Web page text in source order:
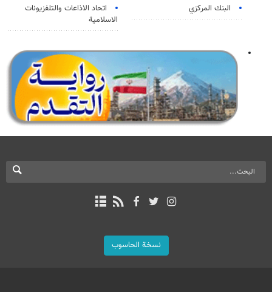
البنك المركزي
اتحاد الاذاعات والتلفزيونات
الاسلامية
نسخة الحاسوب